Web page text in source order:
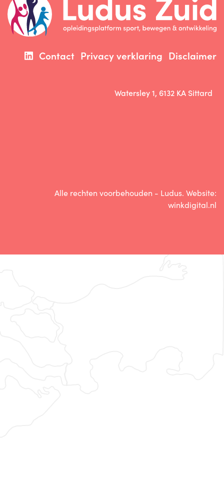
Contact Privacy verklaring Disclaimer
Watersley 1, 6132 KA Sittard
Alle rechten voorbehouden - Ludus. Website:
winkdigital.nl